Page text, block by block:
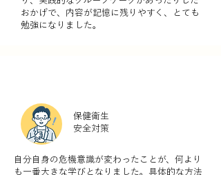
おかげで、内容が記憶に残りやすく、とても
勉強になりました。
保健衛生
安全対策
自分自身の危機意識が変わったことが、何より
も一番大きな学びとなりました。具体的な方法